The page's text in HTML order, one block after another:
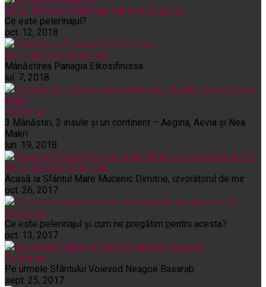
Noi și Biserica Pelerinaje Rânduieli liturgice
Ce este pelerinajul?
oct. 12, 2018
Noi și Biserica Pelerinaje
Mânăstirea Panagia Eikosifinissa
iul. 7, 2018
Pelerinaje
3 Mânăstiri, 2 insule și un continent – Aegina, Aevia și Nea
Makri
iun. 19, 2018
Noi și Biserica Pelerinaje
Acasă la Sfântul Mare Mucenic Dimitrie, izvorâtorul de mir
oct. 26, 2017
Pelerinaje
Ce este pelerinajul şi cum ne pregătim pentru acesta?
oct. 13, 2017
Pelerinaje
Pe urmele Sfântului Voievod Neagoe Basarab
sept. 25, 2017